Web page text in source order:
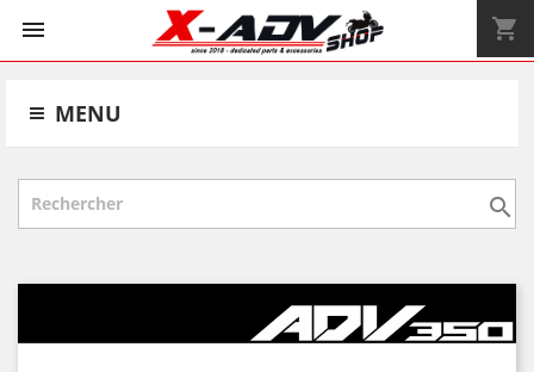
 shopping_cart
MENU
